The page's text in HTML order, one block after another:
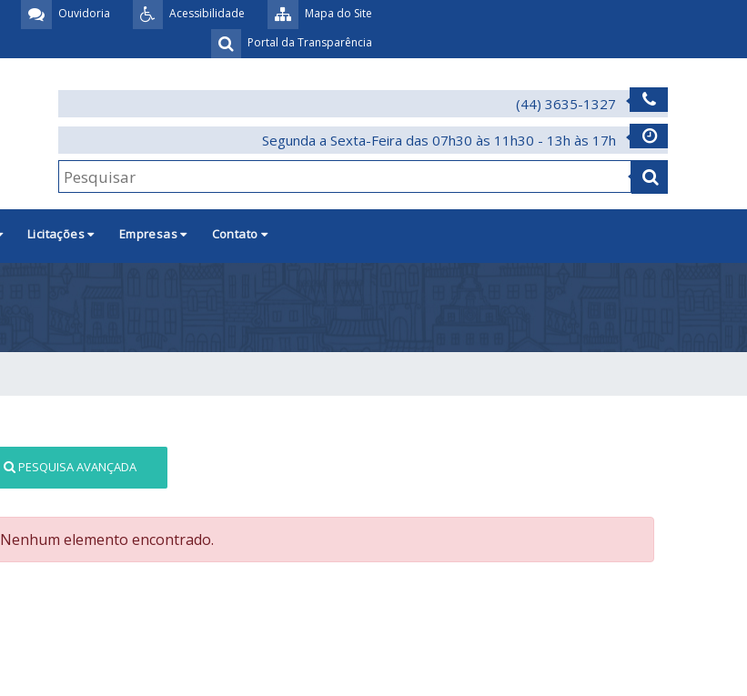
Mapa do Site
Acessibilidade
Ouvidoria
Portal da Transparência
(44) 3635-1327
Segunda a Sexta-Feira das 07h30 às 11h30 - 13h às 17h
Licitações Empresas Contato
PESQUISA AVANÇADA
Nenhum elemento encontrado.